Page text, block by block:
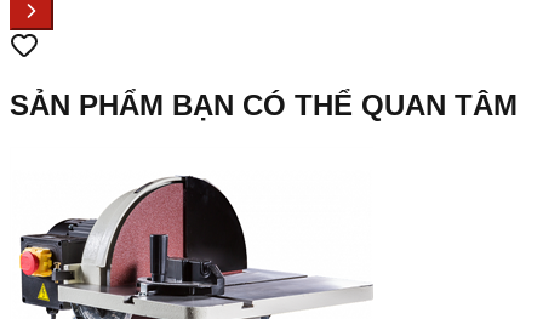
SẢN PHẨM BẠN CÓ THỂ QUAN TÂM